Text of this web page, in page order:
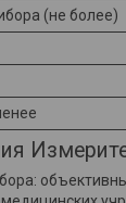
(не более)